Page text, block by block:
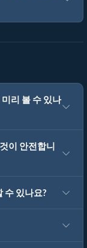
리 볼 수 있나
이 안전합니
수 있나요?